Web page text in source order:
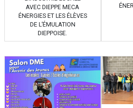
AVEC DIEPPE MECA
ÉNERGIES ET LES ÉLÈVES
DE L’ÉMULATION
DIEPPOISE.